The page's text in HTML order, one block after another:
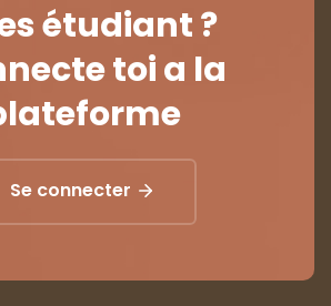
étudiant ?
toi a la
Se connecter